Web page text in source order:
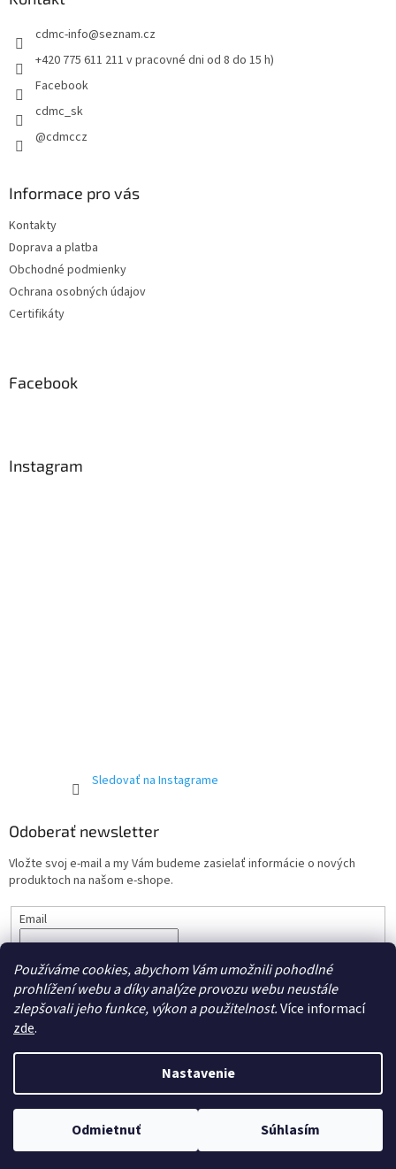
Používáme cookies, abychom Vám umožnili pohodlné
prohlížení webu a díky analýze provozu webu neustále
zlepšovali jeho funkce, výkon a použitelnost.Více informací
zde.
Nastavenie
Odmietnuť Súhlasím
cdmc-info@seznam.cz
+420 775 611 211 v pracovné dni od 8 do 15 h)
Facebook
cdmc_sk
@cdmccz
Informace pro vás
Kontakty
Doprava a platba
Obchodné podmienky
Ochrana osobných údajov
Certifikáty
Facebook
Instagram
Sledovať na Instagrame
Odoberať newsletter
Vložte svoj e-mail a my Vám budeme zasielať informácie o nových
produktoch na našom e-shope.
Email
údajov.
PRIHLÁSIŤ SA
Vytvoril Shoptet
Copyright 2026 . Všetky práva vyhradené.